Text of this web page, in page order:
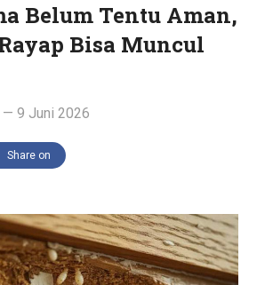
Belum Tentu Aman,
Bisa Muncul
— 9 Juni 2026
Share on